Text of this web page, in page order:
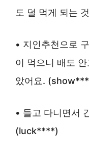
도 덜 먹게 되는
• 지인추천으로
이 먹으니 배도
았어요.
• 들고 다니면서
(luck****)